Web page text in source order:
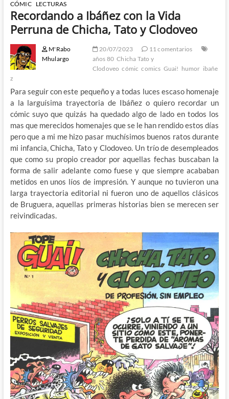
CÓMIC LECTURAS
Recordando a Ibáñez con la Vida
Perruna de Chicha, Tato y Clodoveo
M'Rabo
Mhulargo
20/07/2023
11 comentarios
años 80 Chicha Tato y
Clodoveo cómic comics Guai! humor ibañe
z
Para seguir con este pequeño y a todas luces escaso homenaje
a la larguísima trayectoria de Ibáñez o quiero recordar un
cómic suyo que quizás ha quedado algo de lado en todos los
mas que merecidos homenajes que se le han rendido estos días
pero que a mi me hizo pasar muchísimos buenos ratos durante
mi infancia, Chicha, Tato y Clodoveo. Un trío de desempleados
que como su propio creador por aquellas fechas buscaban la
forma de salir adelante como fuese y que siempre acababan
metidos en unos líos de impresión. Y aunque no tuvieron una
larga trayectoria editorial ni fueron uno de aquellos clásicos
de Bruguera, aquellas primeras historias bien se merecen ser
reivindicadas.